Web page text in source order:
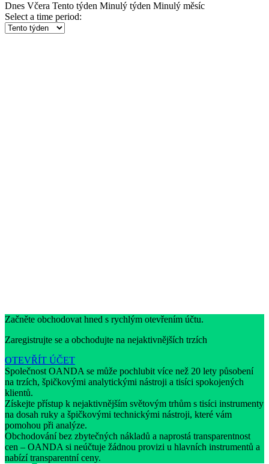
Dnes Včera Tento týden Minulý týden Minulý měsíc
Select a time period:
Začněte obchodovat hned s rychlým otevřením účtu.
Zaregistrujte se a obchodujte na nejaktivnějších trzích
OTEVŘÍT ÚČET
Společnost OANDA se může pochlubit více než 20 lety působení
na trzích, špičkovými analytickými nástroji a tisíci spokojených
klientů.
Získejte přístup k nejaktivnějším světovým trhům s tisíci instrumenty
na dosah ruky a špičkovými technickými nástroji, které vám
pomohou při analýze.
Obchodování bez zbytečných nákladů a naprostá transparentnost
cen – OANDA si neúčtuje žádnou provizi u hlavních instrumentů a
nabízí transparentní ceny.